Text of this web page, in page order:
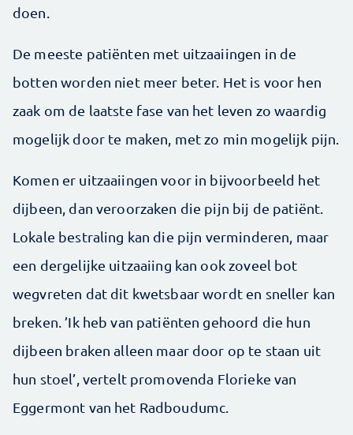
doen.
De meeste patiënten met uitzaaiingen in de
botten worden niet meer beter. Het is voor hen
zaak om de laatste fase van het leven zo waardig
mogelijk door te maken, met zo min mogelijk pijn.
Komen er uitzaaiingen voor in bijvoorbeeld het
dijbeen, dan veroorzaken die pijn bij de patiënt.
Lokale bestraling kan die pijn verminderen, maar
een dergelijke uitzaaiing kan ook zoveel bot
wegvreten dat dit kwetsbaar wordt en sneller kan
breken. ’Ik heb van patiënten gehoord die hun
dijbeen braken alleen maar door op te staan uit
hun stoel’, vertelt promovenda Florieke van
Eggermont van het Radboudumc.